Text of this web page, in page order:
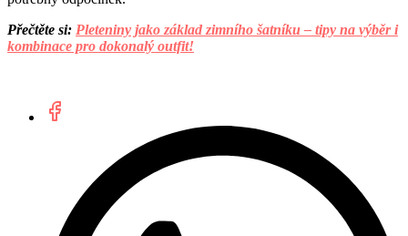
Přečtěte si: Pleteniny jako základ zimního šatníku – tipy na výběr i
kombinace pro dokonalý outfit!